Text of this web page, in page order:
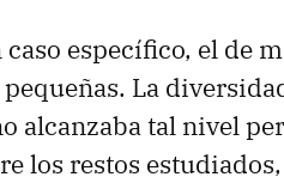
caso específico, el de
La
alcanzaba tal nivel
los restos